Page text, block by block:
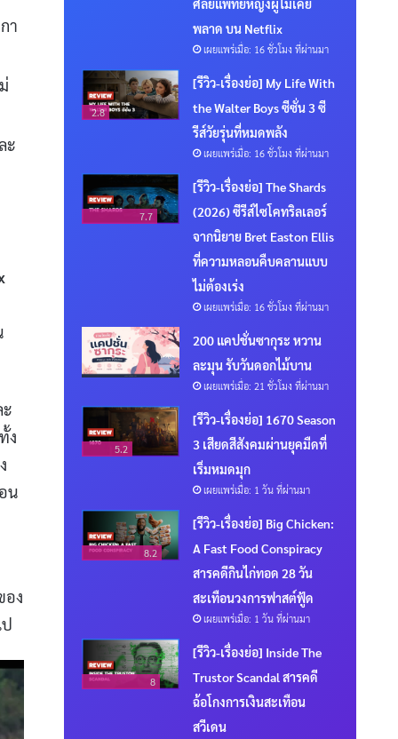
า
ะ
ง
น
อง
พลาด บน Netflix
เผยแพร่เมื่อ: 16 ชั่วโมง ที่ผ่านมา
2.8
[รีวิว-เรื่องย่อ] My Life With
the Walter Boys ซีซั่น 3 ซี
รีส์วัยรุ่นที่หมดพลัง
เผยแพร่เมื่อ: 16 ชั่วโมง ที่ผ่านมา
7.7
[รีวิว-เรื่องย่อ] The Shards
(2026) ซีรีส์ไซโคทริลเลอร์
จากนิยาย Bret Easton Ellis
ที่ความหลอนคืบคลานแบบ
ไม่ต้องเร่ง
เผยแพร่เมื่อ: 16 ชั่วโมง ที่ผ่านมา
200 แคปชั่นซากุระ หวาน
ละมุน รับวันดอกไม้บาน
เผยแพร่เมื่อ: 21 ชั่วโมง ที่ผ่านมา
5.2
[รีวิว-เรื่องย่อ] 1670 Season
3 เสียดสีสังคมผ่านยุคมืดที่
เริ่มหมดมุก
เผยแพร่เมื่อ: 1 วัน ที่ผ่านมา
8.2
[รีวิว-เรื่องย่อ] Big Chicken:
A Fast Food Conspiracy
สารคดีกินไก่ทอด 28 วัน
สะเทือนวงการฟาสต์ฟู้ด
เผยแพร่เมื่อ: 1 วัน ที่ผ่านมา
8
[รีวิว-เรื่องย่อ] Inside The
Trustor Scandal สารคดี
ฉ้อโกงการเงินสะเทือน
สวีเดน